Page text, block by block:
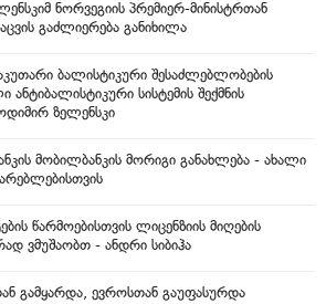
ნორვეგიის პრემიერ-მინისტრთან
გაძლიერება განიხილა
ბალისტიკური შესაძლებლობების
ანტიბალისტიკური სისტემის შექმნის
ზელენსკი
მობილბანკის მორიგი განახლება - ახალი
წარმოებისთვის ლიცენზიის მიღების
ვმუშაობთ - ანდრი სიბიჰა
გამყარდა, ევროსთან გაუფასურდა